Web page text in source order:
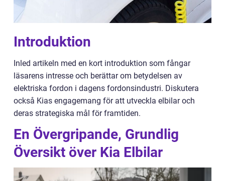
Introduktion
Inled artikeln med en kort introduktion som fångar
läsarens intresse och berättar om betydelsen av
elektriska fordon i dagens fordonsindustri. Diskutera
också Kias engagemang för att utveckla elbilar och
deras strategiska mål för framtiden.
En Övergripande, Grundlig
Översikt över Kia Elbilar